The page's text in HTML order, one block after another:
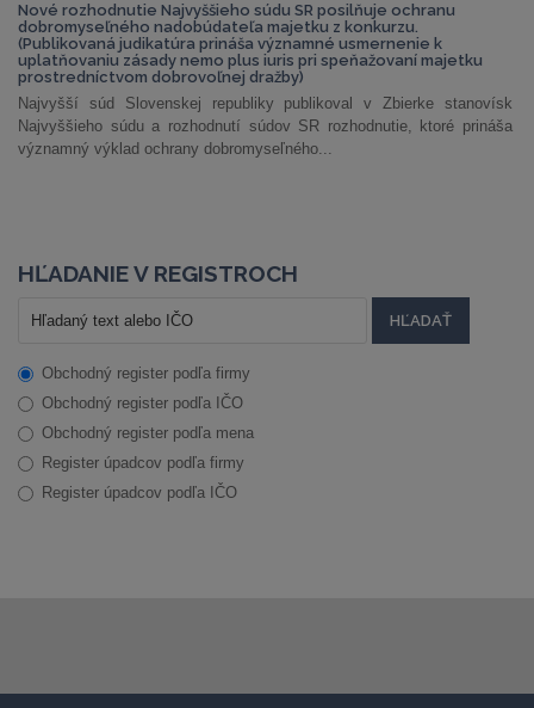
Nové rozhodnutie Najvyššieho súdu SR posilňuje ochranu
dobromyseľného nadobúdateľa majetku z konkurzu.
(Publikovaná judikatúra prináša významné usmernenie k
uplatňovaniu zásady nemo plus iuris pri speňažovaní majetku
prostredníctvom dobrovoľnej dražby)
Najvyšší súd Slovenskej republiky publikoval v Zbierke stanovísk
Najvyššieho súdu a rozhodnutí súdov SR rozhodnutie, ktoré prináša
významný výklad ochrany dobromyseľného...
HĽADANIE V REGISTROCH
Obchodný register podľa firmy
Obchodný register podľa IČO
Obchodný register podľa mena
Register úpadcov podľa firmy
Register úpadcov podľa IČO